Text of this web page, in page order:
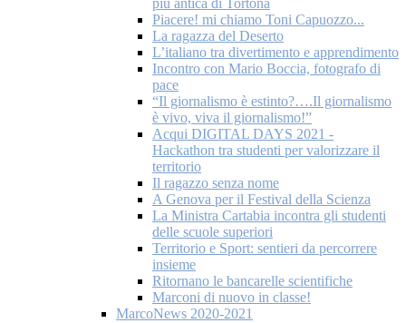
più antica di Tortona
Piacere! mi chiamo Toni Capuozzo...
La ragazza del Deserto
L’italiano tra divertimento e apprendimento
Incontro con Mario Boccia, fotografo di
pace
“Il giornalismo è estinto?….Il giornalismo
è vivo, viva il giornalismo!”
Acqui DIGITAL DAYS 2021 -
Hackathon tra studenti per valorizzare il
territorio
Il ragazzo senza nome
A Genova per il Festival della Scienza
La Ministra Cartabia incontra gli studenti
delle scuole superiori
Territorio e Sport: sentieri da percorrere
insieme
Ritornano le bancarelle scientifiche
Marconi di nuovo in classe!
MarcoNews 2020-2021